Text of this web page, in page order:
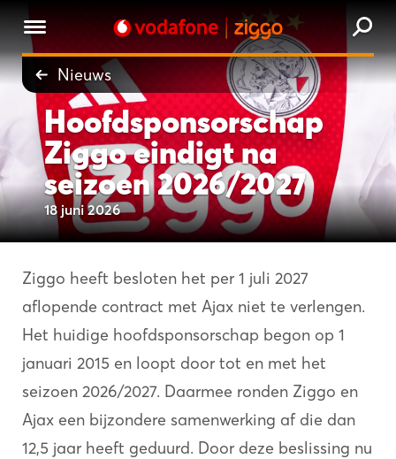
Nieuws
Hoofdsponsorschap
Ziggo eindigt na
seizoen 2026/2027
18 juni 2026
Ziggo heeft besloten het per 1 juli 2027
aflopende contract met Ajax niet te verlengen.
Het huidige hoofdsponsorschap begon op 1
januari 2015 en loopt door tot en met het
seizoen 2026/2027. Daarmee ronden Ziggo en
Ajax een bijzondere samenwerking af die dan
12,5 jaar heeft geduurd. Door deze beslissing nu